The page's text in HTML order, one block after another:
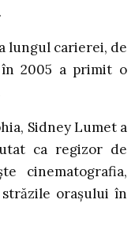
lungul carierei, de
2005 a primit o
Sidney Lumet a
ca regizor de
cinematografia,
oraşului în